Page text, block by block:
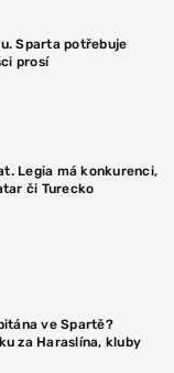
Sparta potřebuje
prosí
Legia má konkurenci,
či Turecko
ve Spartě?
za Haraslína, kluby